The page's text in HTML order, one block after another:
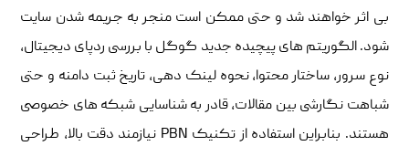
بی اثر خواهند شد و حتی ممکن است منجر به جریمه شدن سایت
شود. الگوریتم های پیچیده جدید گوگل با بررسی ردپای دیجیتال،
نوع سرور، ساختار محتوا، نحوه لینک دهی، تاریخ ثبت دامنه و حتی
شباهت نگارشی بین مقالات، قادر به شناسایی شبکه های خصوصی
هستند. بنابراین استفاده از تکنیک PBN نیازمند دقت بالا، طراحی